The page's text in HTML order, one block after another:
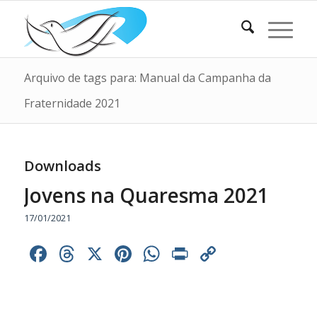
Arquivo de tags para: Manual da Campanha da
Fraternidade 2021
Downloads
Jovens na Quaresma 2021
17/01/2021
Facebook
Threads
X Pinterest
WhatsApp
Print